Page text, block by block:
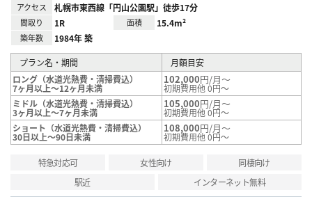
アクセス 札幌市東西線「円山公園駅」徒歩17分
間取り 1R 面積 15.4m²
築年数 1984年 築
プラン名・期間
月額目安
ロング（水道光熱費・清掃費込）
7ヶ月以上～12ヶ月未満
102,000円/月～
初期費用他 0円～
ミドル（水道光熱費・清掃費込）
3ヶ月以上～7ヶ月未満
105,000円/月～
初期費用他 0円～
ショート（水道光熱費・清掃費込）
30日以上～90日未満
108,000円/月～
初期費用他 0円～
特急対応可 女性向け
同棲向け
駅近
インターネット無料